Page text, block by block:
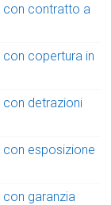
contratto a
copertura in
detrazioni
esposizione
garanzia